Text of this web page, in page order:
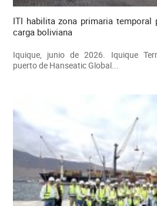
ITI habilita zona primaria
carga boliviana
Iquique, junio de 2026. Iquique
puerto de Hanseatic Global...